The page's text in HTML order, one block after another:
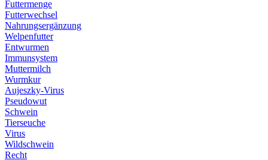
Futtermenge
Futterwechsel
Nahrungsergänzung
Welpenfutter
Entwurmen
Immunsystem
Muttermilch
Wurmkur
Aujeszky-Virus
Pseudowut
Schwein
Tierseuche
Virus
Wildschwein
Recht